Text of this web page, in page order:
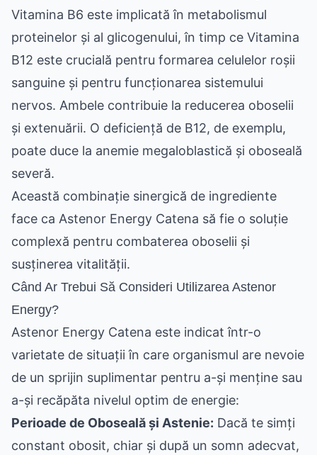
Vitamina B6 este implicată în metabolismul
proteinelor și al glicogenului, în timp ce Vitamina
B12 este crucială pentru formarea celulelor roșii
sanguine și pentru funcționarea sistemului
nervos. Ambele contribuie la reducerea oboselii
și extenuării. O deficiență de B12, de exemplu,
poate duce la anemie megaloblastică și oboseală
severă.
Această combinație sinergică de ingrediente
face ca Astenor Energy Catena să fie o soluție
complexă pentru combaterea oboselii și
susținerea vitalității.
Când Ar Trebui Să Consideri Utilizarea Astenor
Energy?
Astenor Energy Catena este indicat într-o
varietate de situații în care organismul are nevoie
de un sprijin suplimentar pentru a-și menține sau
a-și recăpăta nivelul optim de energie:
Perioade de Oboseală și Astenie: Dacă te simți
constant obosit, chiar și după un somn adecvat,